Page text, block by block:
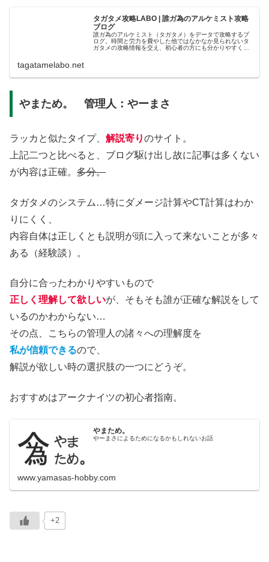
タガタメ攻略LABO | 誰ガ為のアルケミスト攻略
ブログ
誰ガ為のアルケミスト（タガタメ）をデータで攻略するブ
ログ。時間と労力を費やした他ではなかなか見られないタ
ガタメの攻略情報を交え、初心者の方にも分かりやすくス
tagatamelabo.net
やまため。 管理人：やーまさ
ラッカと似たタイプ、 解説寄りのサイト。
上記二つと比べると、ブログ駆け出し故に記事は多くない
が内容は正確。 多分。
タガタメのシステム…特にダメージ計算やCT計算はわか
りにくく、
内容自体は正しくとも説明が頭に入って来ないことが多々
ある（経験談）。
自分に合ったわかりやすいもので
正しく理解して欲しいが、そもそも誰が正確な解説をして
いるのかわからない…
その点、こちらの管理人の諸々への理解度を
私が信頼できるので、
解説が欲しい時の選択肢の一つにどうぞ。
おすすめはアークナイツの初心者指南。
やまため。
やーまさによるためになるかもしれないお話
www.yamasas-hobby.com
+2